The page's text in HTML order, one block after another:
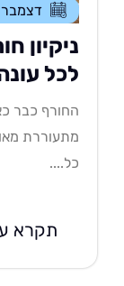
דצמבר 6, 2025
חורף
עונה
כבר כאן,
מאוחר
תקרא עוד